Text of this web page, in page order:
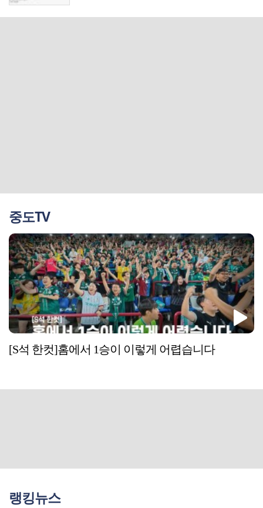
중도TV
[S석 한컷]홈에서 1승이 이렇게 어렵습니다
랭킹뉴스